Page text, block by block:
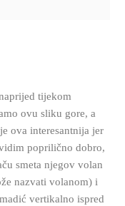
tijekom
ovu sliku gore, a
ova interesantnija jer
poprilično dobro,
smeta njegov volan
nazvati volanom) i
vertikalno ispred